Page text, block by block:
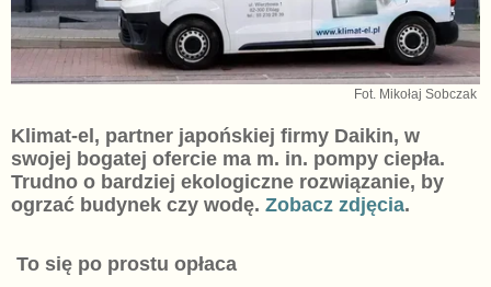
Fot. Mikołaj Sobczak
Klimat-el, partner japońskiej firmy Daikin, w
swojej bogatej ofercie ma m. in. pompy ciepła.
Trudno o bardziej ekologiczne rozwiązanie, by
ogrzać budynek czy wodę. Zobacz zdjęcia.
To się po prostu opłaca